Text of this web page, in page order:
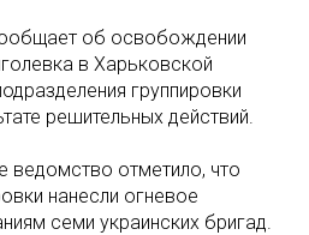
об освобождении
в Харьковской
группировки
решительных действий.
ведомство отметило, что
нанесли огневое
семи украинских бригад.